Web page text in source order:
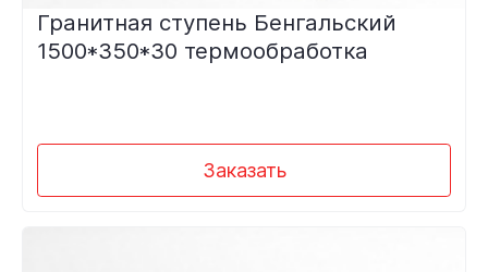
Гранитная ступень Бенгальский
1500*350*30 термообработка
Заказать